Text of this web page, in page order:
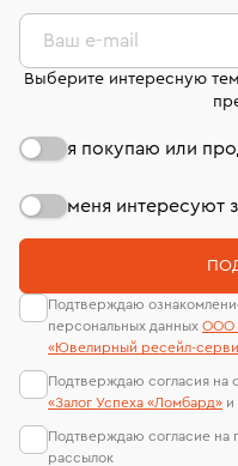
комиссионных
странице«Возврат
лабораторий
Ваш e-mail
Выберите интересную
я покупаю или
меня интересуют
Подтверждаю
персональных данных ООО
«Ювелирный ресейл-
Подтверждаю согласия на
«Залог Успеха «Ломбард» и
Подтверждаю согласие на
рассылок